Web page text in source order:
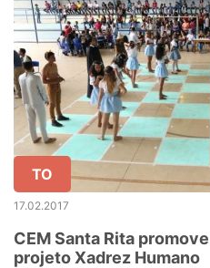
TO
17.02.2017
CEM Santa Rita
projeto Xadrez Humano